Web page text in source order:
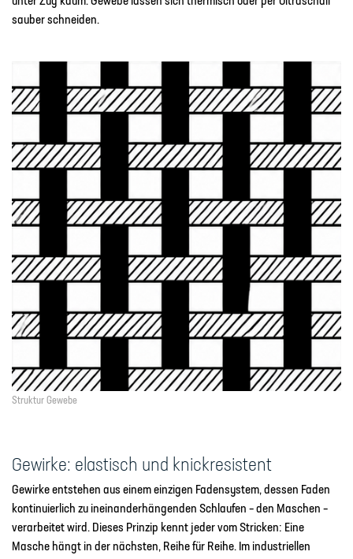
sauber schneiden.
Struktur Gewebe
Gewirke: elastisch und knickresistent
Gewirke entstehen aus einem einzigen Fadensystem, dessen Faden
kontinuierlich zu ineinanderhängenden Schlaufen – den Maschen –
verarbeitet wird. Dieses Prinzip kennt jeder vom Stricken: Eine
Masche hängt in der nächsten, Reihe für Reihe. Im industriellen